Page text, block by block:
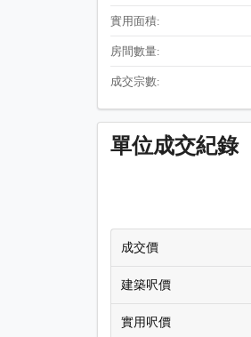
實用面積:
房間數量:
成交宗數:
單位成交紀錄
成交價
建築呎價
實用呎價